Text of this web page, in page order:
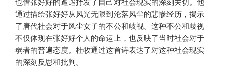
通过描绘张好好从风光无限到沦落风尘的悲惨经历，揭示
了唐代社会对于风尘女子的不公和歧视。这种不公和歧视
不仅体现在张好好个人的命运上，也反映了当时社会对于
弱者的普遍态度。杜牧通过这首诗表达了对这种社会现实
的深刻反思和批判。